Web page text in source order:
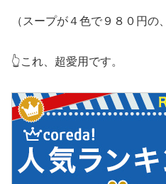
（スープが４色で９８０円の
👆これ、超愛用です。